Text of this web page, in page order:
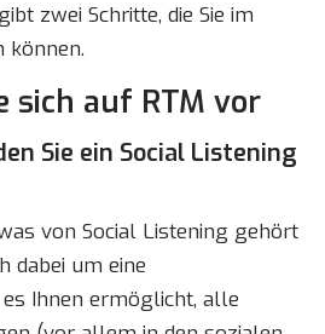
zwei Schritte, die Sie im
können.
sich auf RTM vor
Sie ein Social Listening
von Social Listening gehört
dabei um eine
Ihnen ermöglicht, alle